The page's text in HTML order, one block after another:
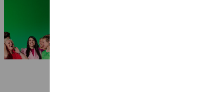
3 juli 2026